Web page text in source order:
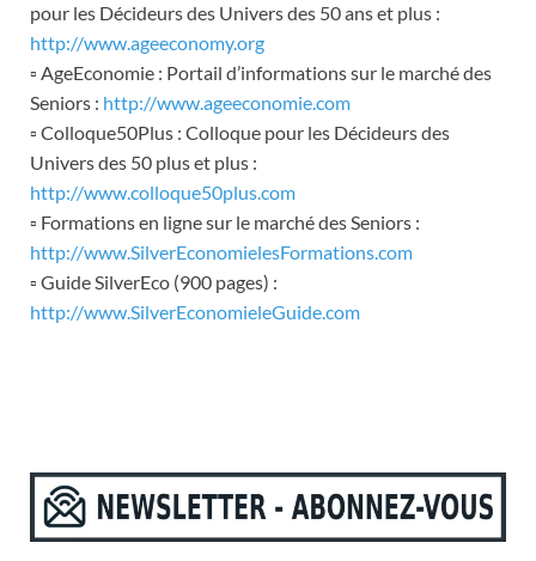
pour les Décideurs des Univers des 50 ans et plus :
http://www.ageeconomy.org
▫ AgeEconomie : Portail d’informations sur le marché des
Seniors : http://www.ageeconomie.com
▫ Colloque50Plus : Colloque pour les Décideurs des
Univers des 50 plus et plus :
http://www.colloque50plus.com
▫ Formations en ligne sur le marché des Seniors :
http://www.SilverEconomielesFormations.com
▫ Guide SilverEco (900 pages) :
http://www.SilverEconomieleGuide.com